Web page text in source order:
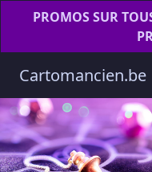
PROMOS SUR
Cartomancien.be